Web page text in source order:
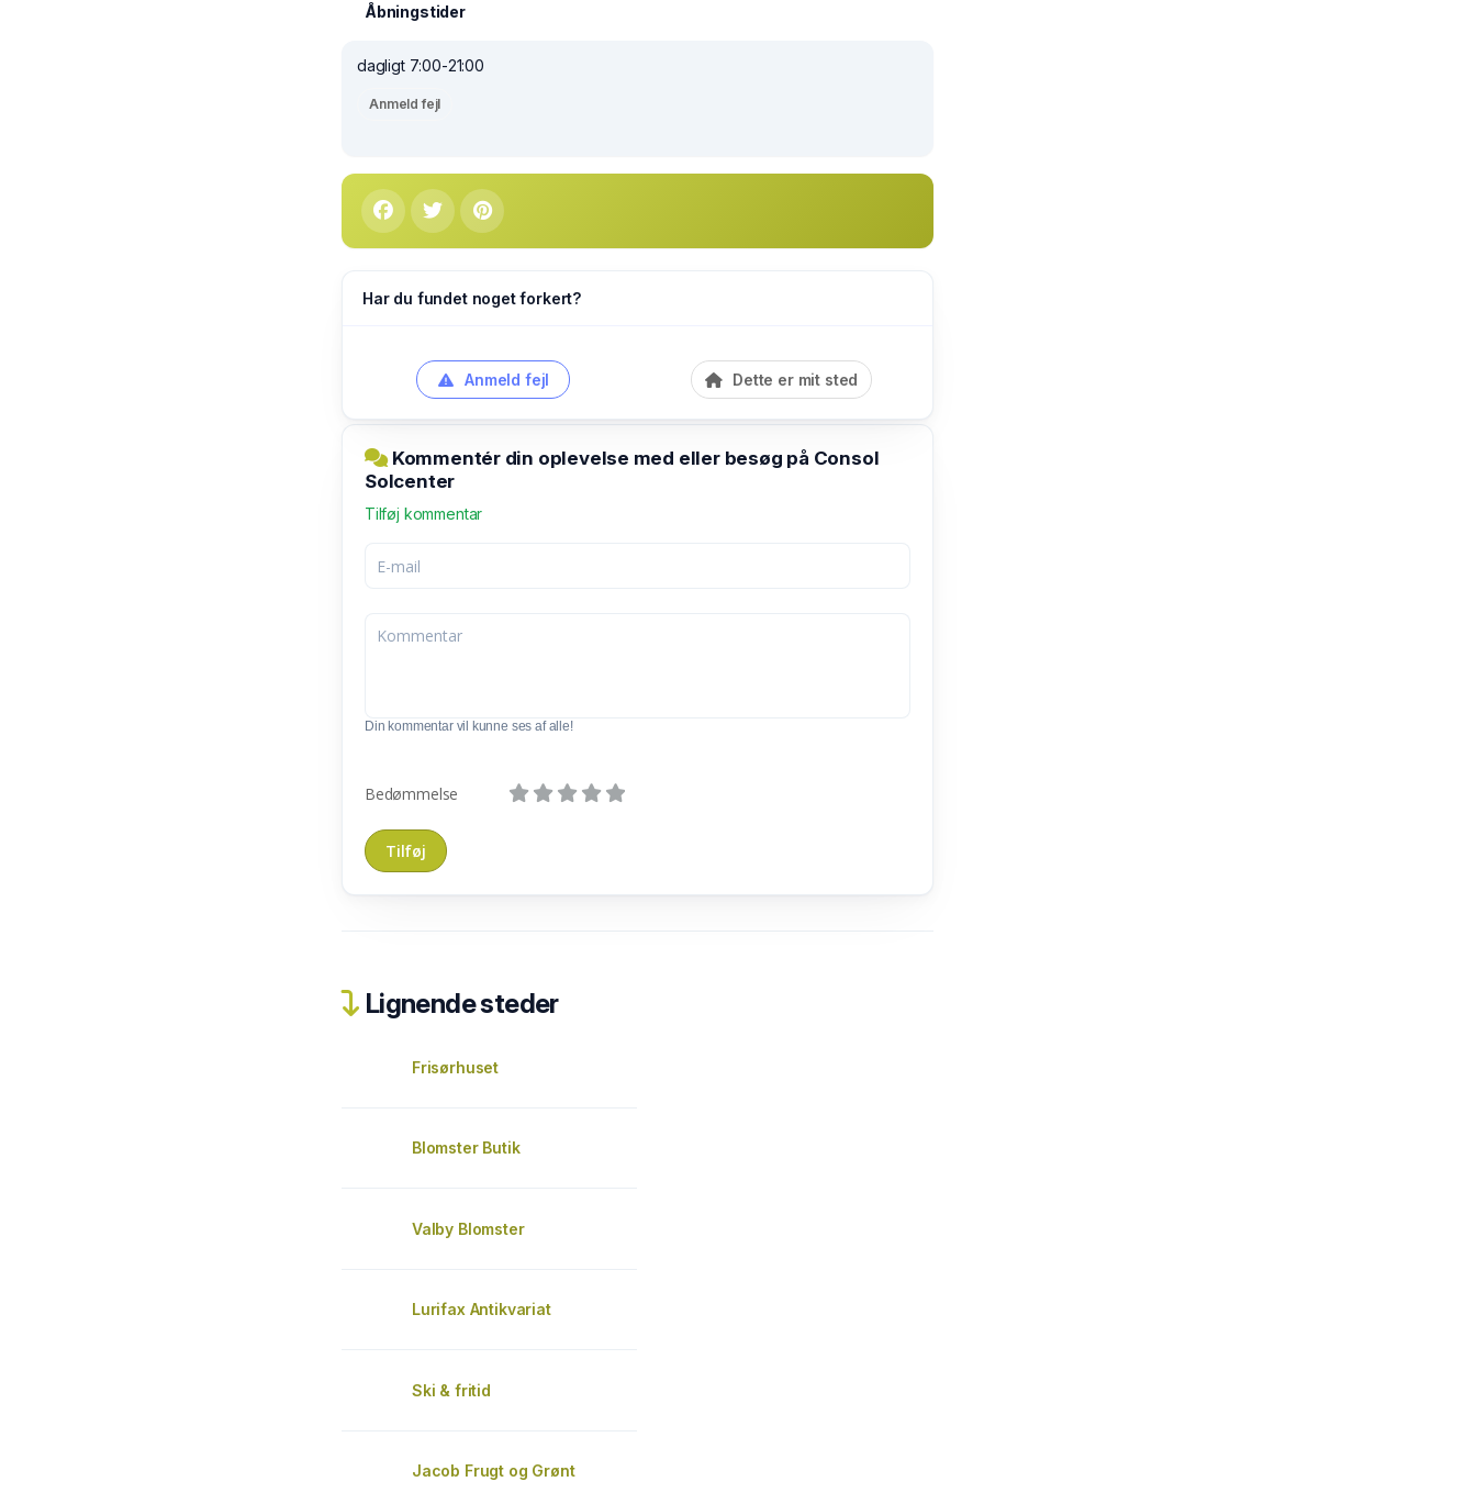
Åbningstider
dagligt 7:00-21:00
Anmeld fejl
Har du fundet noget forkert?
Anmeld fejl Dette er mit sted
Kommentér din oplevelse med eller besøg på Consol
Solcenter
Tilføj kommentar
Din kommentar vil kunne ses af alle!
Bedømmelse
Lignende steder
Frisørhuset
Blomster Butik
Valby Blomster
Lurifax Antikvariat
Ski & fritid
Jacob Frugt og Grønt